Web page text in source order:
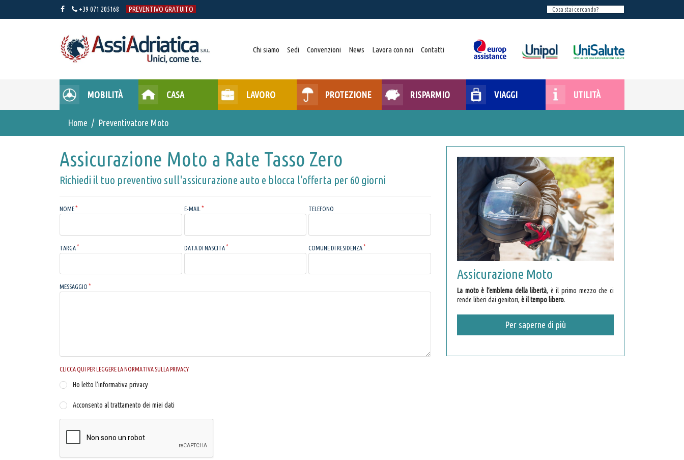
+39 071 205168 PREVENTIVO GRATUITO
Chi siamo Sedi Convenzioni News Lavora con noi Contatti
MOBILITÀ CASA LAVORO PROTEZIONE RISPARMIO VIAGGI UTILITÀ
Home Preventivatore Moto
Assicurazione Moto a Rate Tasso​ Zero
Richiedi il tuo preventivo sull'assicurazione auto e blocca l’offerta per 60 giorni
NOME E-MAIL TELEFONO
TARGA DATA DI NASCITA COMUNE DI RESIDENZA
MESSAGGIO
CLICCA QUI PER LEGGERE LA NORMATIVA SULLA PRIVACY
Ho letto l’informativa privacy
Acconsento al trattamento dei miei dati
Assicurazione Moto
La moto è l’emblema della libertà, è il primo mezzo che ci
rende liberi dai genitori, è il tempo libero.
Per saperne di più